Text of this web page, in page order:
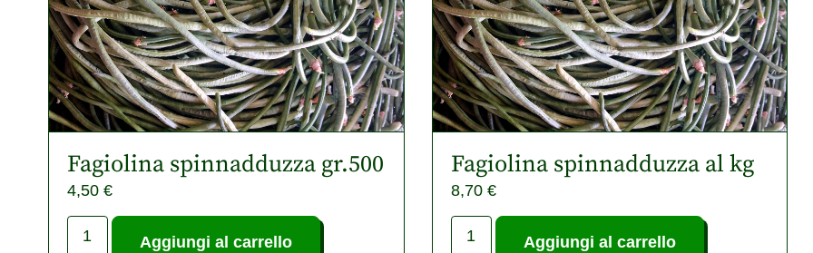
Fagiolina spinnadduzza gr.500
4,50 €
Aggiungi al carrello
Fagiolina spinnadduzza al kg
8,70 €
Aggiungi al carrello